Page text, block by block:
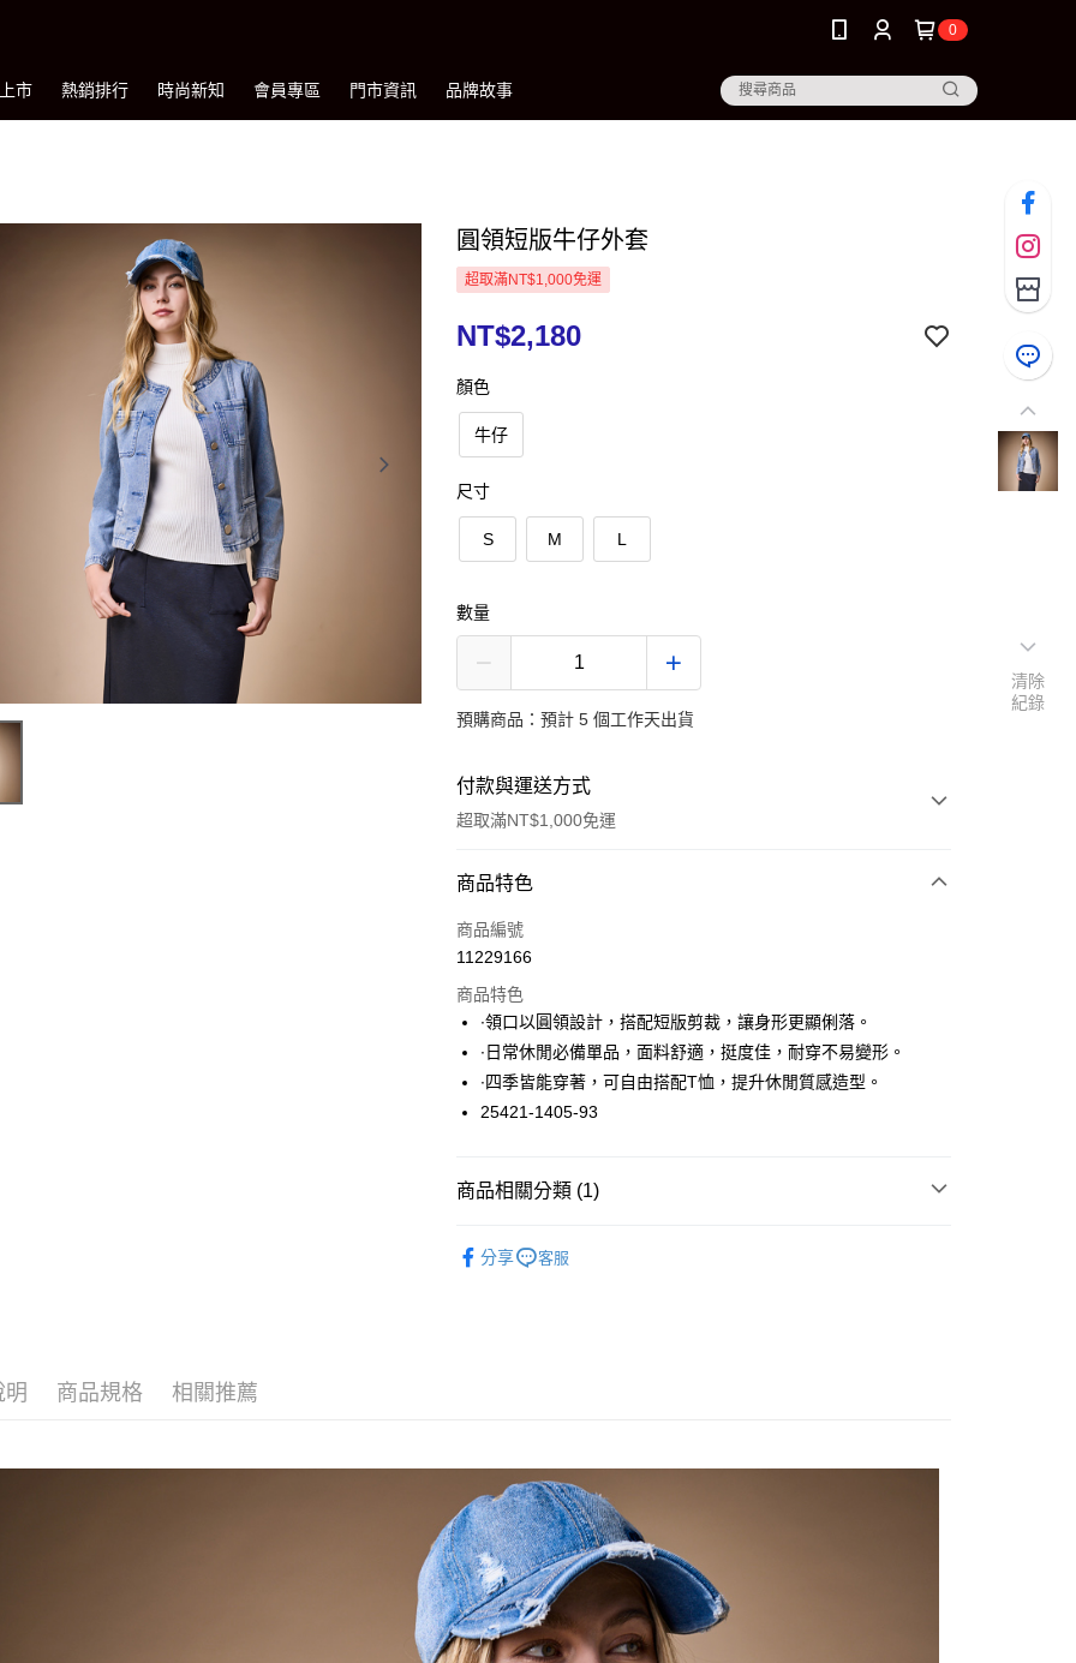
0
市 熱銷排行 時尚新知 會員專區 門市資訊 品牌故事
圓領短版牛仔外套
超取滿NT$1,000免運
NT$2,180
顏色
牛仔
尺寸
S M L
數量
預購商品：預計 5 個工作天出貨
付款與運送方式
超取滿NT$1,000免運
付款方式
信用卡一次付款
LINE Pay
Apple Pay
悠遊付
【大哥付你分期使用說明】
流程，驗證手機門號後，選擇欲分期的期數、繳款截止日，確認付款後即
帳／街口支付／iPASS MONEY」等通路繳費。
【注意事項】
1.本服務係由「台灣大哥大股份有限公司」（以下簡稱本公司）所提供，讓
用戶於交易時，得透過本服務購買商品或服務，並由商店將買賣／分期付
款買賣價金債權讓與本公司後，依約使用本公司帳單繳交帳款。
2.基於同意付款使用「大哥付你分期」之契約關係目的，商店將以您的個人
資料（包含姓名、電話或地址）提供予台灣大哥大進項蒐集、處理及利
用，由本公司與您本人進行分期帳單所需資料之確認、核對及更正。
7-11取貨付款
每筆NT$60，滿NT$1,000(含以上)免運費
付款後7-11取貨
每筆NT$60，滿NT$1,000(含以上)免運費
宅配
商品特色
商品編號
11229166
商品特色
∙領口以圓領設計，搭配短版剪裁，讓身形更顯俐落。
∙日常休閒必備單品，面料舒適，挺度佳，耐穿不易變形。
∙四季皆能穿著，可自由搭配T恤，提升休閒質感造型。
25421-1405-93
商品相關分類 (1)
分享
客服
明 商品規格 相關推薦
清除
紀錄